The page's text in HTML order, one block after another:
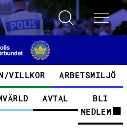
Toggle search
Toggle
VILLKOR ARBETSMILJÖ
AVTAL
BLI
MEDLEM